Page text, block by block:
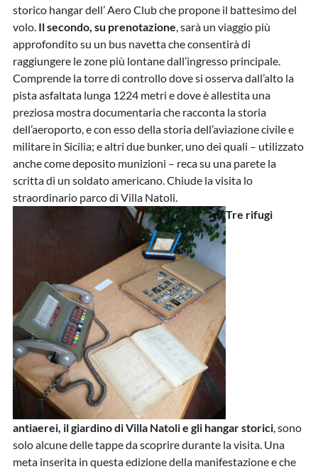
storico hangar dell’ Aero Clubche propone il battesimo del
volo. Il secondo, su prenotazione,sarà un viaggio più
approfondito su un bus navetta che consentirà di
raggiungere le zone più lontane dall’ingresso principale.
Comprende la torre di controllo dove si osserva dall’alto la
pista asfaltata lunga 1224 metri e dove è allestita una
preziosa mostra documentaria che racconta la storia
dell’aeroporto, e con esso della storia dell’aviazione civile e
militare in Sicilia; e altri due bunker, uno dei quali – utilizzato
anche come deposito munizioni – reca su una parete la
scritta di un soldato americano. Chiude la visita lo
straordinario parco di Villa Natoli.
Tre rifugi
antiaerei, il giardino di Villa Natoli e gli hangar storici, sono
solo alcune delle tappe da scoprire durante la visita. Una
meta inserita in questa edizione della manifestazione e che